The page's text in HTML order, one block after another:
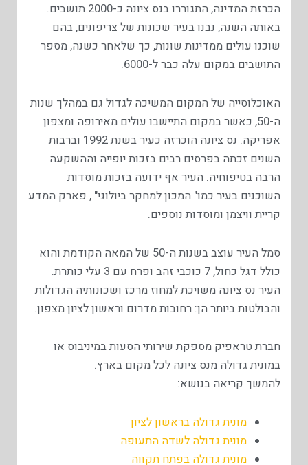
הכרזת המדינה, התגוררו בנס ציונה כ-2000 תושבים.
באותה השנה, נבנו בעיר שכונות של צריפונים, בהם
שוכנו עולים ממדינות שונות, כך שלאחר כשנה, מספר
התושבים במקום עלה כבר ל-6000.
האוכלוסייה של המקום המשיכה לגדול גם במהלך שנות
ה-50, כאשר במקום התיישבו עולים מאירופה ומצפון
אפריקה. נס ציונה הוכרזה כעיר בשנת 1992 וברבות
השנים זכתה בפרסים רבים בזכות יופייה וההשקעה
הרבה בטיפוחיה. העיר אף ידועה בזכות מוסדות
השוכנים בעיר כמו" המכון למחקר ביולוגי" , פארק המדע
קריית וויצמן ומוסדות נוספים.
סמל העיר עוצב בשנות ה-50 של המאה הקודמת והוא
כולל דגל כחול, 7 כוכבי זהב ופרח עם 3 עלי כותרת.
העיר נס ציונה משויכת למחוז מרכז ושכונותיה הגדולות
והבולטות ביותר הן: רחובות מדרום וראשון לציון מצפון.
חברת טראפיק מספקת שירותי הסעות במיניבוס או
במונית גדולה מנס ציונה לכל מקום בארץ.
להמשך קריאה בנושא:
מונית גדולה בראשון לציון
מונית גדולה לשדה התעופה
מונית גדולה בפתח תקווה